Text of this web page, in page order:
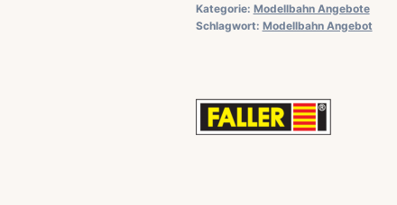
Kategorie: Modellbahn Angebote
Schlagwort: Modellbahn Angebot